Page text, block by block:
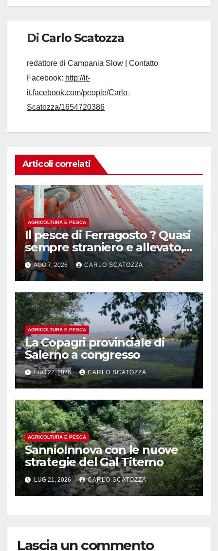
Di Carlo Scatozza
redattore di Campania Slow | Contatto
Facebook: http://it-
it.facebook.com/people/Carlo-
Scatozza/1654720386
Articoli correlati
AGRICOLTURA E PESCA
Il pesce di Ferragosto ? Quasi
sempre straniero e allevato,
in sofferenza
AGO 7, 2026 CARLO SCATOZZA
AGRICOLTURA E PESCA
La Copagri provinciale di
Salerno a congresso
LUG 22, 2026 CARLO SCATOZZA
AGRICOLTURA E PESCA
SannioInnova con le nuove
strategie del Gal Titerno
LUG 21, 2026 CARLO SCATOZZA
Lascia un commento